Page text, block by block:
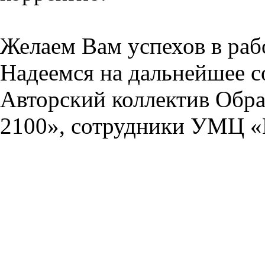
Желаем Вам успехов в
Надеемся на дальнейшее
Авторский коллектив
2100», сотрудники УМЦ